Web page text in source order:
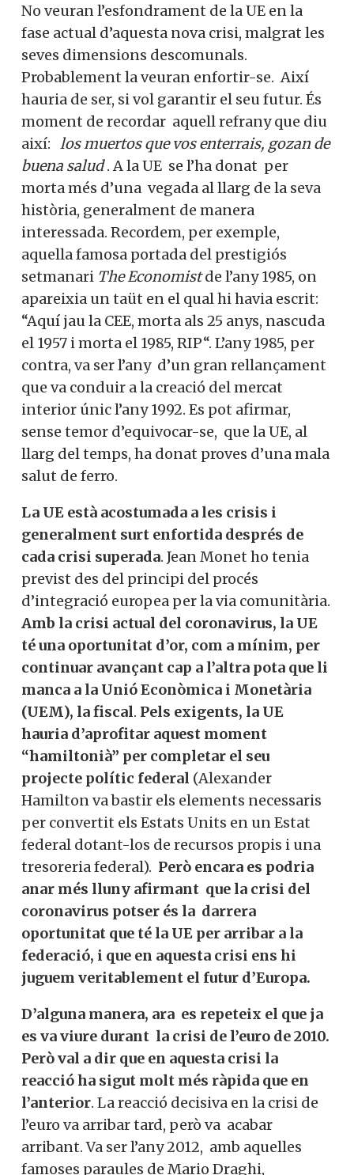
No veuran l’esfondrament de la UE en la
fase actual d’aquesta nova crisi, malgrat les
seves dimensions descomunals.
Probablement la veuran enfortir-se. Així
hauria de ser, si vol garantir el seu futur. És
moment de recordar aquell refrany que diu
així: los muertos que vos enterrais, gozan de
buena salud. A la UE se l’ha donat per
morta més d’una vegada al llarg de la seva
història, generalment de manera
interessada. Recordem, per exemple,
aquella famosa portada del prestigiós
setmanari The Economistde l’any 1985, on
apareixia un taüt en el qual hi havia escrit:
“Aquí jau la CEE, morta als 25 anys, nascuda
el 1957 i morta el 1985, RIP“. L’any 1985, per
contra, va ser l’any d’un gran rellançament
que va conduir a la creació del mercat
interior únic l’any 1992. Es pot afirmar,
sense temor d’equivocar-se, que la UE, al
llarg del temps, ha donat proves d’una mala
salut de ferro.
La UE està acostumada a les crisis i
generalment surt enfortida després de
cada crisi superada. Jean Monet ho tenia
previst des del principi del procés
d’integració europea per la via comunitària.
Amb la crisi actual del coronavirus, la UE
té una oportunitat d’or, com a mínim, per
continuar avançant cap a l’altra pota que li
manca a la Unió Econòmica i Monetària
(UEM), la fiscal. Pels exigents, la UE
hauria d’aprofitar aquest moment
“hamiltonià” per completar el seu
projecte polític federal (Alexander
Hamilton va bastir els elements necessaris
per convertit els Estats Units en un Estat
federal dotant-los de recursos propis i una
tresoreria federal). Però encara es podria
anar més lluny afirmant que la crisi del
coronavirus potser és la darrera
oportunitat que té la UE per arribar a la
federació, i que en aquesta crisi ens hi
juguem veritablement el futur d’Europa.
D’alguna manera, ara es repeteix el que ja
es va viure durant la crisi de l’euro de 2010.
Però val a dir que en aquesta crisi la
reacció ha sigut molt més ràpida que en
l’anterior. La reacció decisiva en la crisi de
l’euro va arribar tard, però va acabar
arribant. Va ser l’any 2012, amb aquelles
famoses paraules de Mario Draghi,